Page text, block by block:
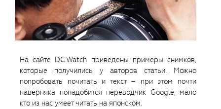
На сайте DC.Watch приведены примеры снимков,
которые получились у авторов статьи. Можно
попробовать почитать и текст – при этом почти
наверняка понадобится переводчик Google, мало
кто из нас умеет читать на японском.